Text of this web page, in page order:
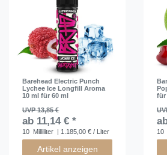
Barehead Electric Punch
Lychee Ice Longfill Aroma
10 ml für 60 ml
UVP 13,85 €
ab 11,14 € *
10 Milliliter | 1.185,00 € / Liter
Artikel anzeigen
für
10